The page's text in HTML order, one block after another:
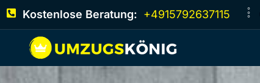
Kostenlose Beratung: +4915792637115